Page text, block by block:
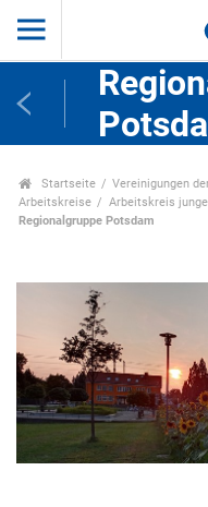
Startseite Vereinigungen
Arbeitskreise
Arbeitskreis junge
Regionalgruppe Potsdam